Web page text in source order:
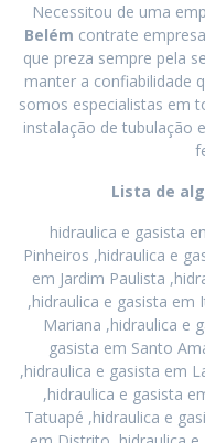
Necessitou de uma
Belém contrate
que preza sempre pela
manter a confiabilidade
somos especialistas em
instalação de tubulação
Lista de
hidraulica e gasista
Pinheiros ,hidraulica e
em Jardim Paulista
,hidraulica e gasista em
Mariana ,hidraulica e
gasista em Santo
,hidraulica e gasista em
,hidraulica e gasista
Tatuapé ,hidraulica e